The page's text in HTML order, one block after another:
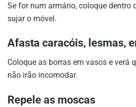
Se for num armário, coloque dentro
sujar o móvel.
Afasta caracóis, lesmas,
Coloque as borras em vasos e verá
não irão incomodar.
Repele as moscas